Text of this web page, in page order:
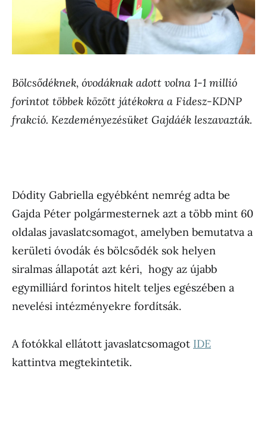
Bölcsődéknek, óvodáknak adott volna 1-1 millió
forintot többek között játékokra a Fidesz-KDNP
frakció. Kezdeményezésüket Gajdáék leszavazták.
Dódity Gabriella egyébként nemrég adta be
Gajda Péter polgármesternek azt a több mint 60
oldalas javaslatcsomagot, amelyben bemutatva a
kerületi óvodák és bölcsődék sok helyen
siralmas állapotát azt kéri, hogy az újabb
egymilliárd forintos hitelt teljes egészében a
nevelési intézményekre fordítsák.
A fotókkal ellátott javaslatcsomagot IDE
kattintva megtekintetik.